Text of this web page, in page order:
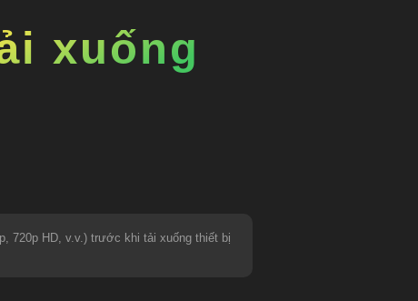
xuống
720p HD, v.v.) trước khi tải xuống thiết bị